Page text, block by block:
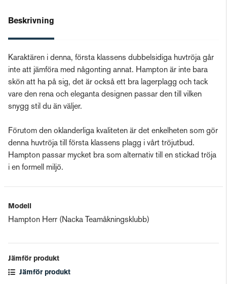
Beskrivning
Karaktären i denna, första klassens dubbelsidiga huvtröja går
inte att jämföra med någonting annat. Hampton är inte bara
skön att ha på sig, det är också ett bra lagerplagg och tack
vare den rena och eleganta designen passar den till vilken
snygg stil du än väljer.
Förutom den oklanderliga kvaliteten är det enkelheten som gör
denna huvtröja till första klassens plagg i vårt tröjutbud.
Hampton passar mycket bra som alternativ till en stickad tröja
i en formell miljö.
Modell
Hampton Herr (Nacka Teamåkningsklubb)
Jämför produkt
Jämför produkt